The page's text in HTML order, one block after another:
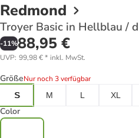
Redmond
Troyer Basic in Hellblau /
-11%88,95 €
UVP: 99,98 €* inkl. MwSt.
GrößeNur noch 3 verfügbar
S
M L XL
Color